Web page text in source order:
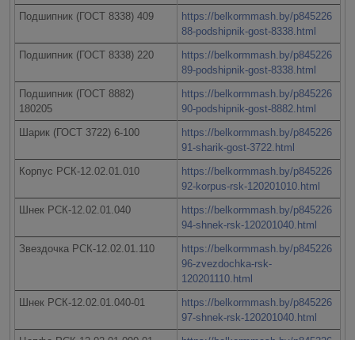
Подшипник (ГОСТ 8338) 409
https://belkormmash.by/p845226
88-podshipnik-gost-8338.html
Подшипник (ГОСТ 8338) 220
https://belkormmash.by/p845226
89-podshipnik-gost-8338.html
Подшипник (ГОСТ 8882)
180205
https://belkormmash.by/p845226
90-podshipnik-gost-8882.html
Шарик (ГОСТ 3722) 6-100
https://belkormmash.by/p845226
91-sharik-gost-3722.html
Корпус РСК-12.02.01.010
https://belkormmash.by/p845226
92-korpus-rsk-120201010.html
Шнек РСК-12.02.01.040
https://belkormmash.by/p845226
94-shnek-rsk-120201040.html
Звездочка РСК-12.02.01.110
https://belkormmash.by/p845226
96-zvezdochka-rsk-
120201110.html
Шнек РСК-12.02.01.040-01
https://belkormmash.by/p845226
97-shnek-rsk-120201040.html